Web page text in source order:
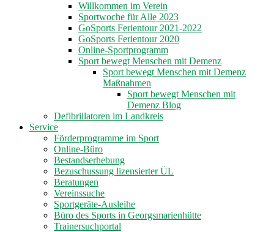
Willkommen im Verein
Sportwoche für Alle 2023
GoSports Ferientour 2021-2022
GoSports Ferientour 2020
Online-Sportprogramm
Sport bewegt Menschen mit Demenz
Sport bewegt Menschen mit Demenz
Maßnahmen
Sport bewegt Menschen mit
Demenz Blog
Defibrillatoren im Landkreis
Service
Förderprogramme im Sport
Online-Büro
Bestandserhebung
Bezuschussung lizensierter ÜL
Beratungen
Vereinssuche
Sportgeräte-Ausleihe
Büro des Sports in Georgsmarienhütte
Trainersuchportal